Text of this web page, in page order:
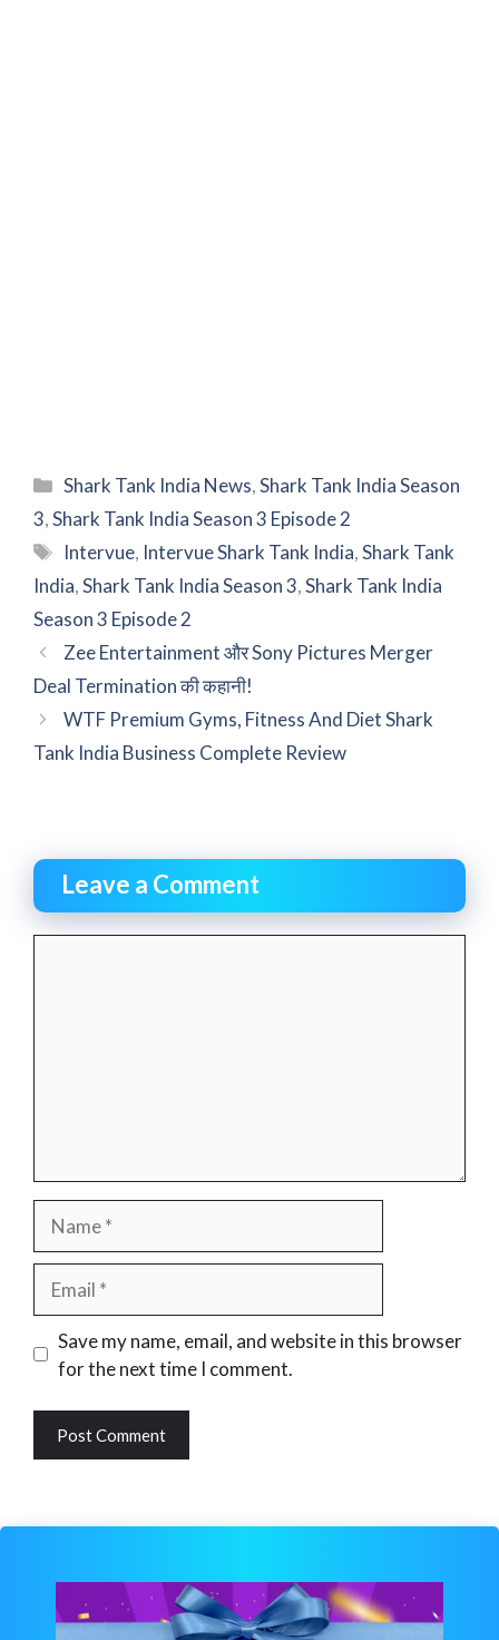
Categories
Shark Tank India News,Shark Tank India Season
3,Shark Tank India Season 3 Episode 2
Tags
Intervue, Intervue Shark Tank India,Shark Tank
India,Shark Tank India Season 3,Shark Tank India
Season 3 Episode 2
Zee Entertainment और Sony Pictures Merger
Deal Termination की कहानी!
WTF Premium Gyms, Fitness And Diet Shark
Tank India Business Complete Review
Leave a Comment
Website
Save my name, email, and website in this browser
for the next time I comment.